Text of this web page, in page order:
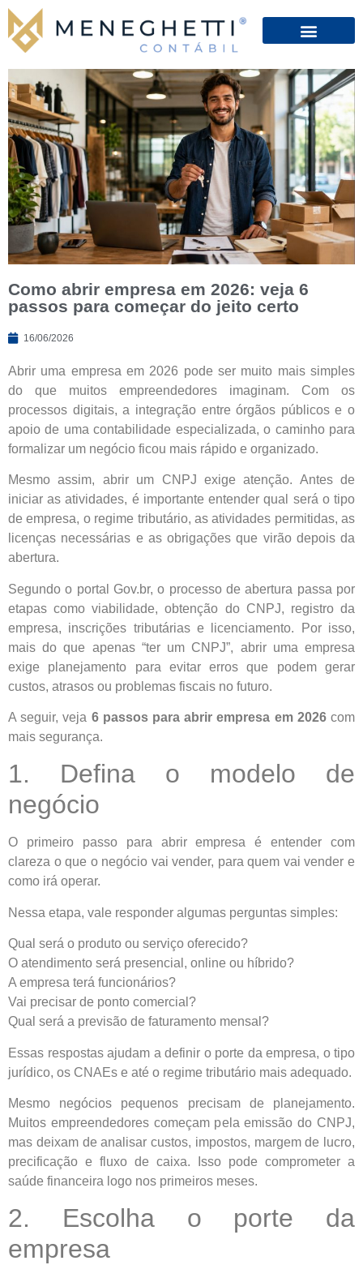
Como abrir empresa em 2026: veja 6
passos para começar do jeito certo
16/06/2026
Abrir uma empresa em 2026 pode ser muito mais simples
do que muitos empreendedores imaginam. Com os
processos digitais, a integração entre órgãos públicos e o
apoio de uma contabilidade especializada, o caminho para
formalizar um negócio ficou mais rápido e organizado.
Mesmo assim, abrir um CNPJ exige atenção. Antes de
iniciar as atividades, é importante entender qual será o tipo
de empresa, o regime tributário, as atividades permitidas, as
licenças necessárias e as obrigações que virão depois da
abertura.
Segundo o portal Gov.br, o processo de abertura passa por
etapas como viabilidade, obtenção do CNPJ, registro da
empresa, inscrições tributárias e licenciamento. Por isso,
mais do que apenas “ter um CNPJ”, abrir uma empresa
exige planejamento para evitar erros que podem gerar
custos, atrasos ou problemas fiscais no futuro.
A seguir, veja 6 passos para abrir empresa em 2026com
mais segurança.
1. Defina o modelo de
negócio
O primeiro passo para abrir empresa é entender com
clareza o que o negócio vai vender, para quem vai vender e
como irá operar.
Nessa etapa, vale responder algumas perguntas simples:
Qual será o produto ou serviço oferecido?
O atendimento será presencial, online ou híbrido?
A empresa terá funcionários?
Vai precisar de ponto comercial?
Qual será a previsão de faturamento mensal?
Essas respostas ajudam a definir o porte da empresa, o tipo
jurídico, os CNAEs e até o regime tributário mais adequado.
Mesmo negócios pequenos precisam de planejamento.
Muitos empreendedores começam pela emissão do CNPJ,
mas deixam de analisar custos, impostos, margem de lucro,
precificação e fluxo de caixa. Isso pode comprometer a
saúde financeira logo nos primeiros meses.
2. Escolha o porte da
empresa